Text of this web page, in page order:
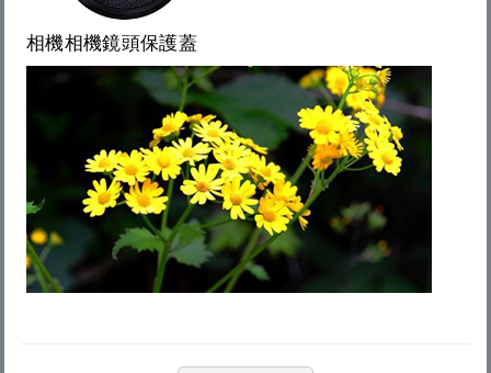
相機相機鏡頭保護蓋